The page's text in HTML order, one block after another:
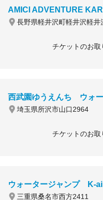
AMICI ADVENTURE
長野県軽井沢町軽井沢軽
チケットのお
西武園ゆうえんち ウォ
埼玉県所沢市山口2964
チケットのお
ウォータージャンプ K-
三重県桑名市西方2411